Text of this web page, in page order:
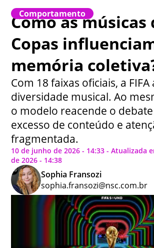
Comportamento
Como as músicas
Copas
memória
Com 18 faixas oficiais, a
diversidade musical. Ao
o modelo reacende o
excesso de conteúdo e
fragmentada.
10 de junho de 2026 - 14:33 - Atualizada
de 2026 - 14:38
Sophia Fransozi
sophia.fransozi@nsc.com.br